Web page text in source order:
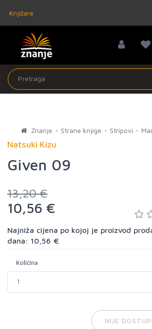
Knjižare
Znanje Strane knjige Stripovi
Natsuki Kizu
Given 09
13,20 €
10,56 €
Najniža cijena po kojoj je proizvod
dana: 10,56 €
Količina
NIJE